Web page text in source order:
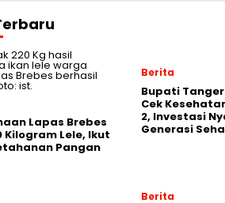
Lapas Brebes
Kilogram Lele, Ikut
Pangan
Berita
‎Bupati
Cek
2, Investasi
Generasi
Berita